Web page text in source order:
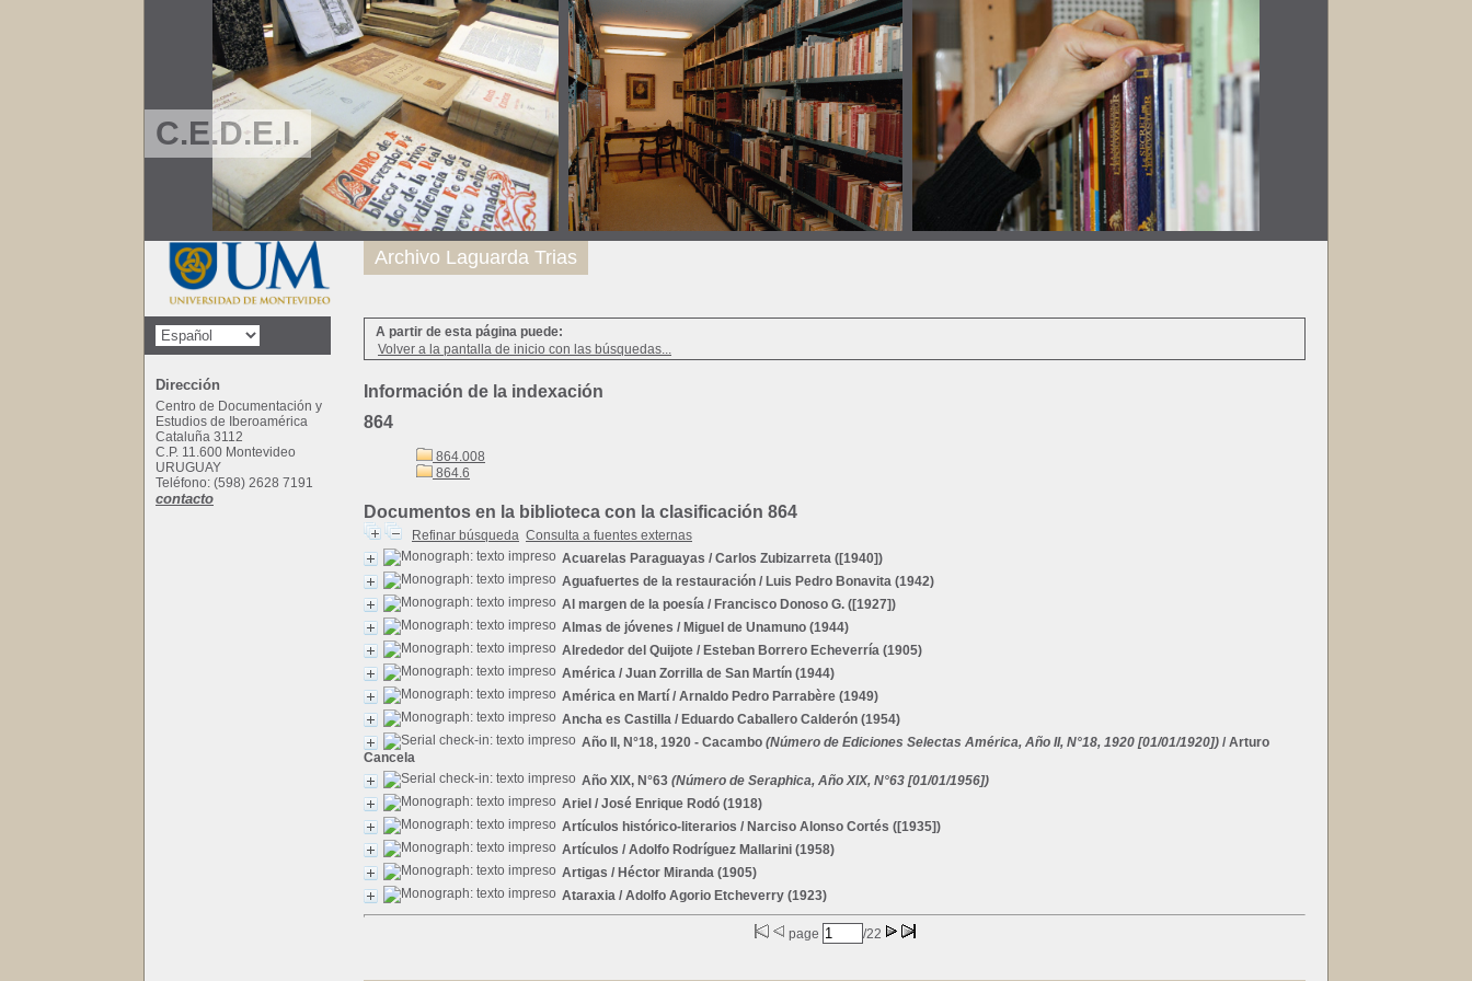
C.E.D.E.I.
A partir de esta página puede:
Volver a la pantalla de inicio con las búsquedas...
Información de la indexación
864
864.008
864.6
Documentos en la biblioteca con la clasificación 864
Refinar búsqueda Consulta a fuentes externas
Acuarelas Paraguayas / Carlos Zubizarreta ([1940])
Aguafuertes de la restauración / Luis Pedro Bonavita (1942)
Al margen de la poesía / Francisco Donoso G. ([1927])
Almas de jóvenes / Miguel de Unamuno (1944)
Alrededor del Quijote / Esteban Borrero Echeverría (1905)
América / Juan Zorrilla de San Martín (1944)
América en Martí / Arnaldo Pedro Parrabère (1949)
Ancha es Castilla / Eduardo Caballero Calderón (1954)
Año II, N°18, 1920 - Cacambo (Número de Ediciones Selectas América, Año II, N°18, 1920 [01/01/1920]) / Arturo
Cancela
Año XIX, N°63 (Número de Seraphica, Año XIX, N°63 [01/01/1956])
Ariel / José Enrique Rodó (1918)
Artículos histórico-literarios / Narciso Alonso Cortés ([1935])
Artículos / Adolfo Rodríguez Mallarini (1958)
Artigas / Héctor Miranda (1905)
Ataraxia / Adolfo Agorio Etcheverry (1923)
page /22
Archivo Laguarda Trias
Dirección
Centro de Documentación y
Estudios de Iberoamérica
Cataluña 3112
C.P. 11.600 Montevideo
URUGUAY
Teléfono: (598) 2628 7191
contacto